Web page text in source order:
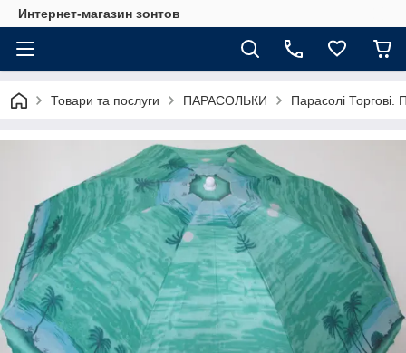
Интернет-магазин зонтов
Товари та послуги ПАРАСОЛЬКИ Парасолі Торгові.